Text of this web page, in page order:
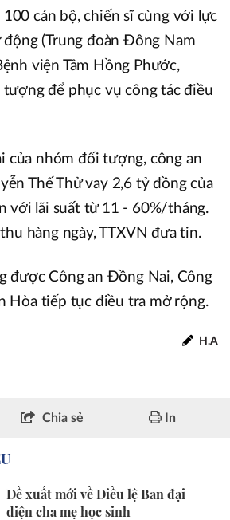
cán bộ, chiến sĩ cùng với lực
động (Trung đoàn Đông Nam
viện Tâm Hồng Phước,
tượng để phục vụ công tác điều
của nhóm đối tượng, công an
Thế Thử vay 2,6 tỷ đồng của
với lãi suất từ 11 - 60%/tháng.
hàng ngày, TTXVN đưa tin.
được Công an Đồng Nai, Công
Hòa tiếp tục điều tra mở rộng.
H.A
Chia sẻ In
Đề xuất mới về Điều lệ Ban đại
diện cha mẹ học sinh